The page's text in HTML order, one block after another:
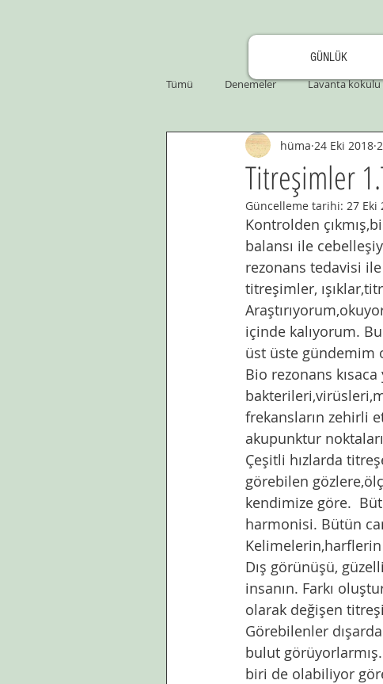
GÜNLÜK
Tümü
Denemeler Lavanta kokulu
Titreşimler
hüma 24 Eki 2018
Güncelleme tarihi: 27 Eki
Kontrolden
balansı ile
rezonans tedavisi
titreşimler,
içinde kalıyorum.
üst üste gündemim
Bio rezonans
frekansların zehirli
akupunktur
Çeşitli hızlarda
görebilen
kendimize göre.
harmonisi. Bütün
Dış görünüşü,
insanın. Farkı
olarak değişen
Görebilenler
bulut
biri de olabiliyor